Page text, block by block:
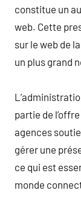
constitue un
web. Cette
sur le web de
un plus grand
partie de
agences
gérer une
ce qui est
monde